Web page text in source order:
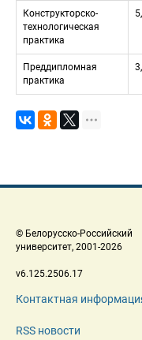
Конструкторско-
технологическая
практика
Преддипломная
практика
© Белорусско-Российский
университет, 2001-2026
v6.125.2506.17
Контактная
RSS новости